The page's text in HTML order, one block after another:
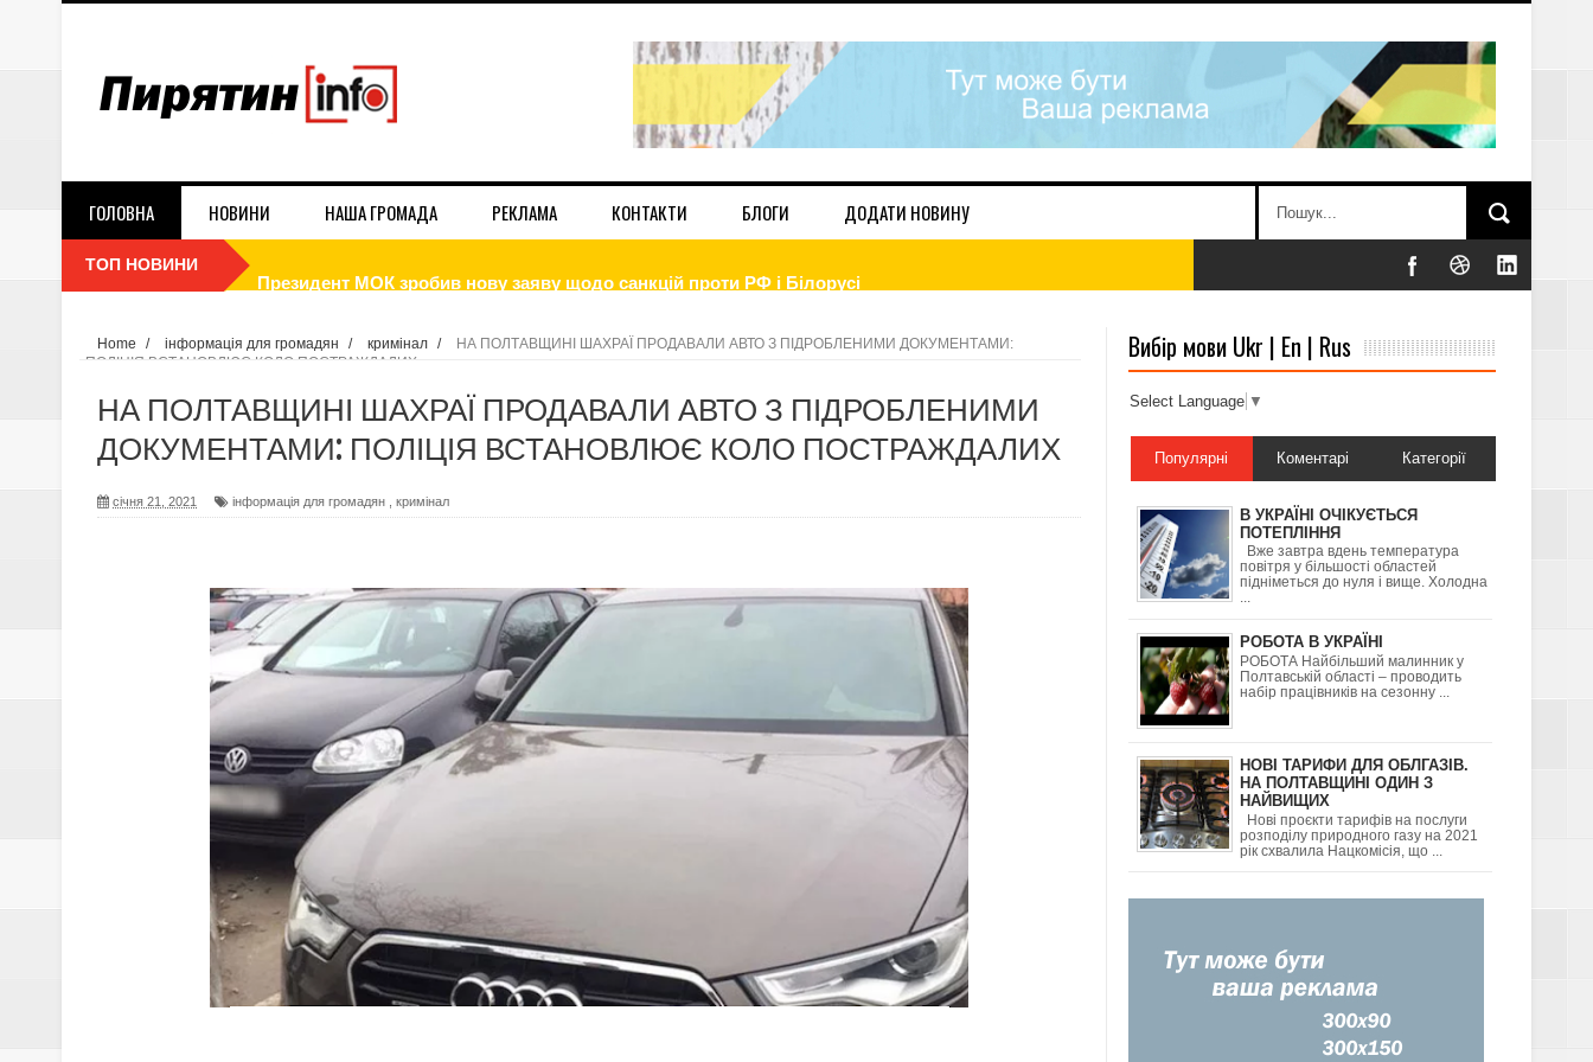
ГОЛОВНА НОВИНИ НАША ГРОМАДА РЕКЛАМА КОНТАКТИ БЛОГИ ДОДАТИ НОВИНУ
ТОП НОВИНИ
В НБУ СПРОГНОЗУВАЛИ ІНФЛЯЦІЮ ДО КІНЦЯ РОКУ: НА СКІЛЬКИ ЗРОСТУТЬ ЦІНИ
ЗҐВАЛТУВАННЯ 5-РІЧНОЇ ДИТИНИ ВИХОВАНЦЕМ ДИТЯЧОГО ПРИТУЛКУ В ПОЛТАВІ: ЩО З ДІТЬМИ ТА ЯК
УСЕ СТАЛОСЬ
В УКРАЇНІ З'ЯВИВСЯ НОВИЙ СПОСІБ ВИДУРЮВАННЯ ГРОШЕЙ У ДОВІРЛИВИХ ЛЮДЕЙ
НА ПОЛТАВЩИНІ ШАХРАЇ ПРОДАВАЛИ АВТО З ПІДРОБЛЕНИМИ ДОКУМЕНТАМИ: ПОЛІЦІЯ
ВСТАНОВЛЮЄ КОЛО ПОСТРАЖДАЛИХ
У 2021 РОЦІ НА ПОЛТАВЩИНІ ПЛАНУЮТЬ ВІДРЕМОНТУВАТИ 30 КМ ДОРОГИ ЛУБНИ-МИРГОРОД-
ОПІШНЯ
В УКРАЇНІ ОЧІКУЄТЬСЯ ПОТЕПЛІННЯ
ВЖЕ З СІЧНЯ ЗАРПЛАТИ ВЧИТЕЛІВ ЗРОСТУТЬ НА 20%
ОБМОРОЖЕННЯ ТА ПЕРЕОХОЛОДЖЕННЯ: СИМПТОМИ ТА ПЕРША ДОПОМОГА
Home / інформація для громадян / кримінал /
НА ПОЛТАВЩИНІ ШАХРАЇ ПРОДАВАЛИ АВТО З ПІДРОБЛЕНИМИ ДОКУМЕНТАМИ:
ПОЛІЦІЯ ВСТАНОВЛЮЄ КОЛО ПОСТРАЖДАЛИХ
НА ПОЛТАВЩИНІ ШАХРАЇ ПРОДАВАЛИ АВТО З ПІДРОБЛЕНИМИ
ДОКУМЕНТАМИ: ПОЛІЦІЯ ВСТАНОВЛЮЄ КОЛО ПОСТРАЖДАЛИХ
січня 21, 2021 інформація для громадян кримінал
Вибір мови Ukr | En | Rus
Select Language ▼
Популярні Коментарі Категорії
В УКРАЇНІ ОЧІКУЄТЬСЯ
ПОТЕПЛІННЯ
Вже завтра вдень температура
повітря у більшості областей
підніметься до нуля і вище. Холодна
РОБОТА В УКРАЇНІ
РОБОТА Найбільший малинник у
Полтавській області – проводить
набір працівників на сезонну ...
НОВІ ТАРИФИ ДЛЯ ОБЛГАЗІВ.
НА ПОЛТАВЩИНІ ОДИН З
НАЙВИЩИХ
Нові проєкти тарифів на послуги
розподілу природного газу на 2021
рік схвалила Нацкомісія, що ...